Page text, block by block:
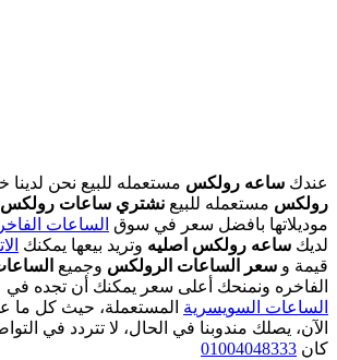
عندك ساعه رولكس مستعمله للبيع نحن لدينا
رولكس مستعمله للبيع نشتري ساعات رولكس
موديلاتها بافضل سعر في سوق الساعات
لديك ساعه رولكس اصليه وتريد بيعها يمكنك
قيمة و سعر الساعات الرولكس وجميع
الفاخره ونمنحك أعلى سعر يمكنك أن تجده في
الساعات السويسرية المستعملة، حيث كل ما
الآن، يصلك مندوبنا في الحال، لا تتردد في
كان 01004048333